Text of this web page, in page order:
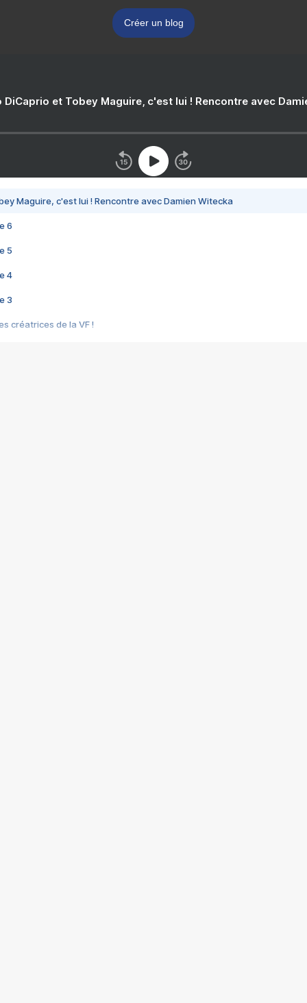
Créer un blog
DiCaprio et Tobey Maguire, c'est lui ! Rencontre avec
Maguire, c'est lui ! Rencontre avec Damien Witecka
6
5
4
3
créatrices de la VF !